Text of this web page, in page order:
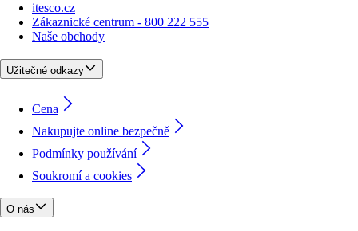
itesco.cz
Zákaznické centrum - 800 222 555
Naše obchody
Užitečné odkazy
Cena
Nakupujte online bezpečně
Podmínky používání
Soukromí a cookies
O nás